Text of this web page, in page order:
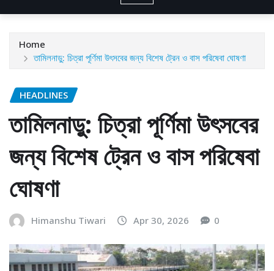
Home
তামিলনাড়ু: চিত্রা পূর্ণিমা উৎসবের জন্য বিশেষ ট্রেন ও বাস পরিষেবা ঘোষণা
HEADLINES
তামিলনাড়ু: চিত্রা পূর্ণিমা উৎসবের
জন্য বিশেষ ট্রেন ও বাস পরিষেবা
ঘোষণা
Himanshu Tiwari Apr 30, 2026 0